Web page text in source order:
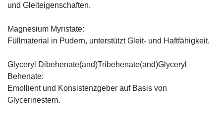
und Gleiteigenschaften.
Magnesium Myristate:
Füllmaterial in Pudern, unterstützt Gleit- und Haftfähigkeit.
Glyceryl Dibehenate(and)Tribehenate(and)Glyceryl
Behenate:
Emollient und Konsistenzgeber auf Basis von
Glycerinestern.